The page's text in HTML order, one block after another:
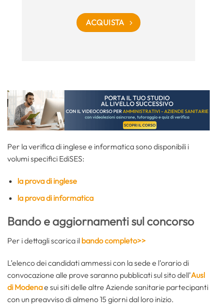
ACQUISTA
Per la verifica di inglese e informatica sono disponibili i
volumi specifici EdiSES:
la prova di inglese
la prova di informatica
Bando e aggiornamenti sul concorso
Per i dettagli scarica il bando completo>>
L’elenco dei candidati ammessi con la sede e l’orario di
convocazione alle prove saranno pubblicati sul sito dell’Ausl
di Modenae sui siti delle altre Aziende sanitarie partecipanti
con un preavviso di almeno 15 giorni dal loro inizio.